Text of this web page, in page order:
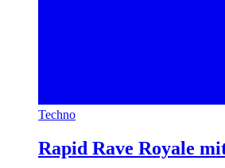
Techno
Rapid Rave Royale